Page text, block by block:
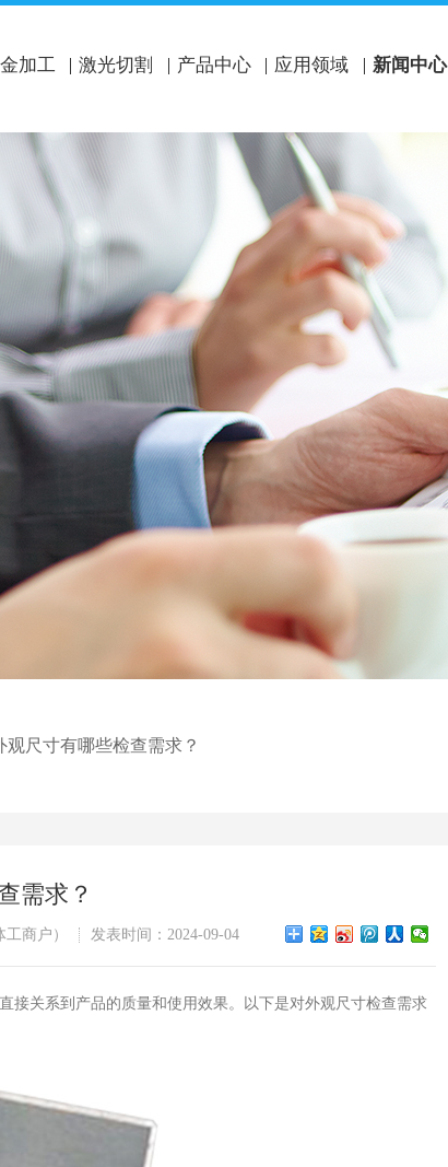
加工 激光切割 产品中心 应用领域 新闻中心
尺寸有哪些检查需求？
需求？
商户） 发表时间：2024-09-04
接关系到产品的质量和使用效果。以下是对外观尺寸检查需求